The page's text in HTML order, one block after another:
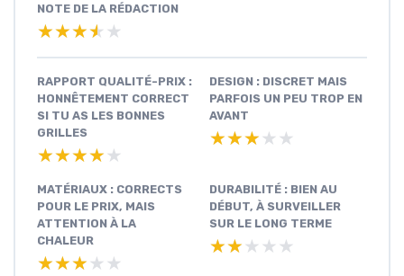
NOTE DE LA RÉDACTION
★★★★★
★★★★★
RAPPORT QUALITÉ-PRIX :
HONNÊTEMENT CORRECT
SI TU AS LES BONNES
GRILLES
★★★★★
★★★★★
DESIGN : DISCRET MAIS
PARFOIS UN PEU TROP EN
AVANT
★★★★★
★★★★★
MATÉRIAUX : CORRECTS
POUR LE PRIX, MAIS
ATTENTION À LA
CHALEUR
★★★★★
★★★★★
DURABILITÉ : BIEN AU
DÉBUT, À SURVEILLER
SUR LE LONG TERME
★★★★★
★★★★★